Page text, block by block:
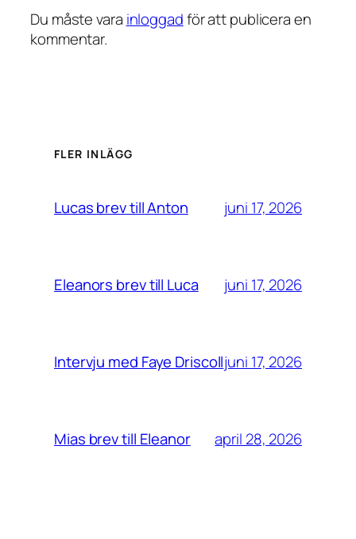
Du måste vara inloggadför att publicera en
kommentar.
FLER INLÄGG
Lucas brev till Anton juni 17, 2026
Eleanors brev till Luca juni 17, 2026
Intervju med Faye Driscolljuni 17, 2026
Mias brev till Eleanor april 28, 2026